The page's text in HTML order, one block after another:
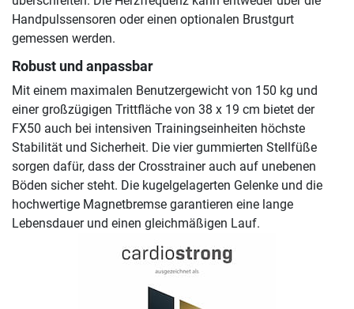
Handpulssensoren oder einen optionalen Brustgurt
gemessen werden.
Robust und anpassbar
Mit einem maximalen Benutzergewicht von 150 kg und
einer großzügigen Trittfläche von 38 x 19 cm bietet der
FX50 auch bei intensiven Trainingseinheiten höchste
Stabilität und Sicherheit. Die vier gummierten Stellfüße
sorgen dafür, dass der Crosstrainer auch auf unebenen
Böden sicher steht. Die kugelgelagerten Gelenke und die
hochwertige Magnetbremse garantieren eine lange
Lebensdauer und einen gleichmäßigen Lauf.